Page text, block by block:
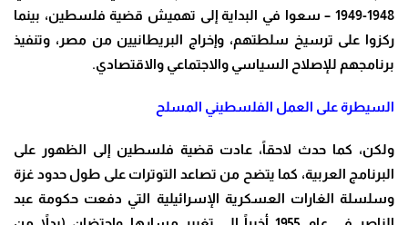
1948-1949 – سعوا في البداية إلى تهميش قضية فلسطين، بينما
ركزوا على ترسيخ سلطتهم، وإخراج البريطانيين من مصر، وتنفيذ
برنامجهم للإصلاح السياسي والاجتماعي والاقتصادي.
السيطرة على العمل الفلسطيني المسلح
ولكن، كما حدث لاحقاً، عادت قضية فلسطين إلى الظهور على
البرنامج العربية، كما يتضح من تصاعد التوترات على طول حدود غزة
وسلسلة الغارات العسكرية الإسرائيلية التي دفعت حكومة عبد